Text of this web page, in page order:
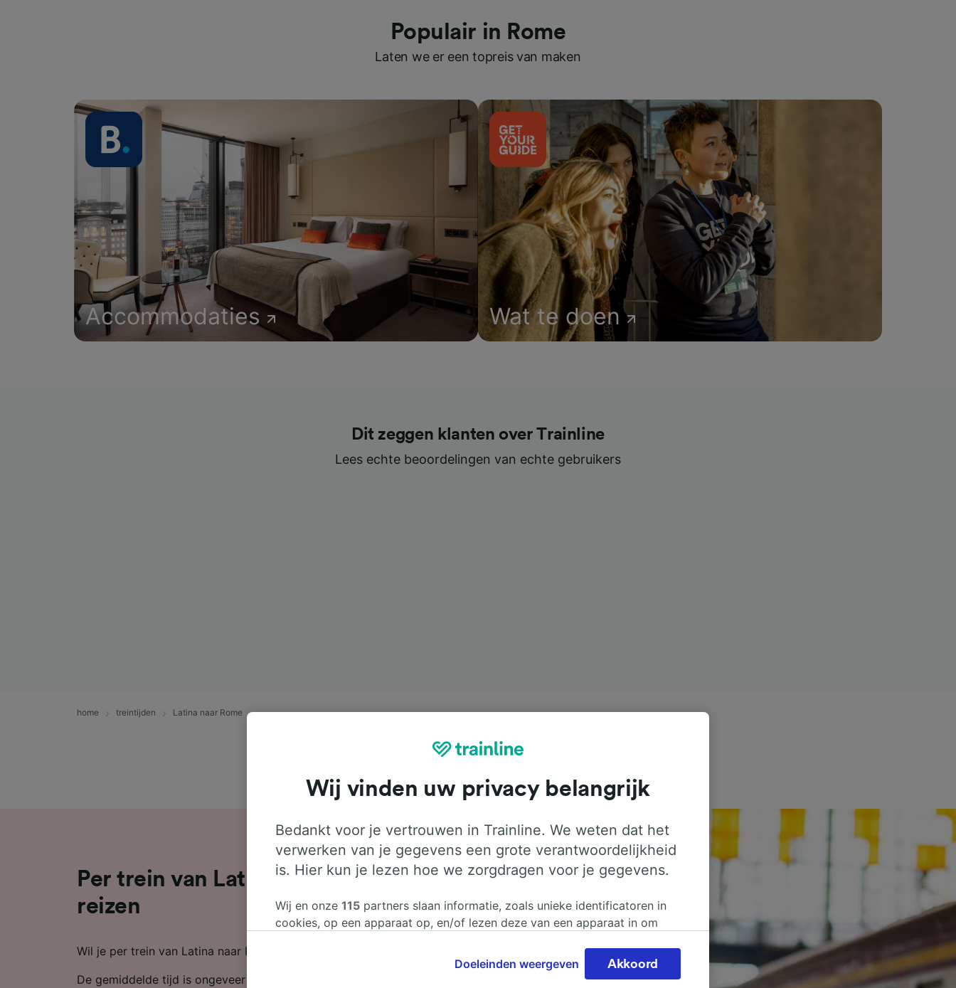
Populair in Rome
Laten we er een topreis van maken
Accommodaties Wat te doen
Dit zeggen klanten over Trainline
Lees echte beoordelingen van echte gebruikers
home treintijden Latina naar Rome
Per trein van Latina naar Rome
reizen
Wil je per trein van Latina naar Rome reizen? Begin je reis bij ons.
De gemiddelde tijd is ongeveer 41 minuten om de afstand van Latina
Wij vinden uw privacy belangrijk
Bedankt voor je vertrouwen in Trainline. We weten dat het
verwerken van je gegevens een grote verantwoordelijkheid
is. Hier kun je lezen hoe we zorgdragen voor je gegevens.
Wij en onze 115 partners slaan informatie, zoals unieke identificatoren in
cookies, op een apparaat op, en/of lezen deze van een apparaat in om
wijzigen door hieronder te klikken. Daaronder valt ook je recht om
bezwaar te maken in alle gevallen dat er voor de verwerking een beroep
Doeleinden weergeven Akkoord